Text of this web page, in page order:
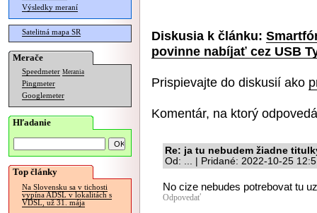
Výsledky meraní
Satelitná mapa SR
Merače
Speedmeter Merania
Pingmeter
Googlemeter
Hľadanie
Top články
Na Slovensku sa v tichosti
vypína ADSL v lokalitách s
VDSL, už 31. mája
Diskusia k článku:
povinne nabíjať cez USB
Prispievajte do diskusií ako
Komentár, na ktorý
Re: ja tu nebudem žiadne
Od: ... | Pridané: 2022-10-25
No cize nebudes potrebovat tu
Odpovedať